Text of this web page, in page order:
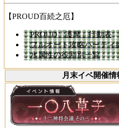
【PROUD百続之厄】
PROUD「護摩」行動表
フルオート攻略パーティ
水属性の役割別一覧
月末イベ開催情